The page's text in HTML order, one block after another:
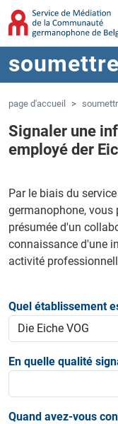
Aller au contenu
Sauter à la navigation
page d'accueil
Signaler une
employé der
Par le biais du
germanophone,
présumée d'un
connaissance d'une
activité
Quel établissement
En quelle qualité
Quand avez-vous